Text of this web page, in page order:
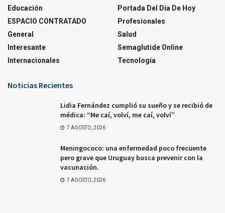
Educación
ESPACIO CONTRATADO
General
Interesante
Internacionales
Portada Del Día De Hoy
Profesionales
Salud
Semaglutide Online
Tecnología
Noticias Recientes
Lidia Fernández cumplió su sueño y se recibió de
médica: “Me caí, volví, me caí, volví”
7 AGOSTO, 2026
Meningococo: una enfermedad poco frecuente
pero grave que Uruguay busca prevenir con la
vacunación.
7 AGOSTO, 2026